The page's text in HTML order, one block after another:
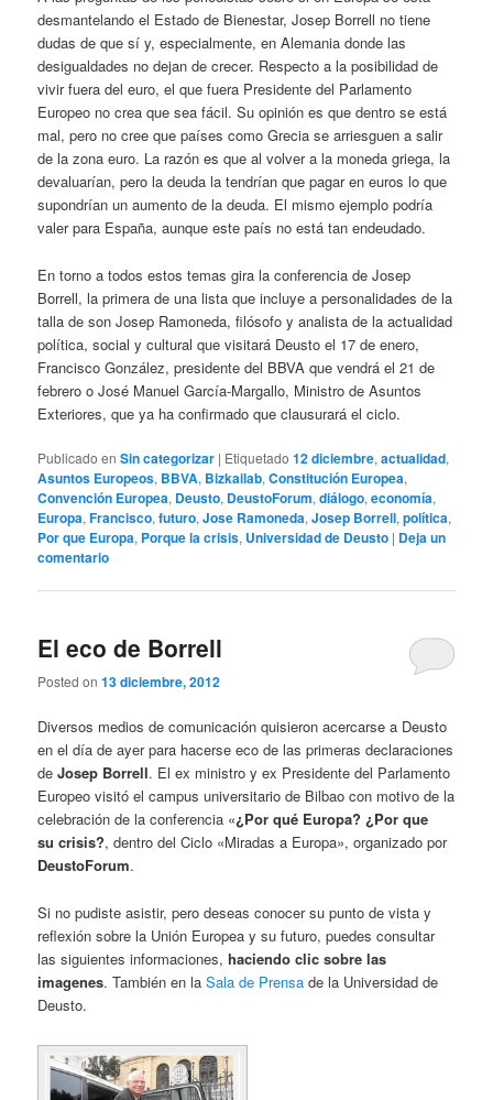
desmantelando el Estado de Bienestar, Josep Borrell no tiene
dudas de que sí y, especialmente, en Alemania donde las
desigualdades no dejan de crecer. Respecto a la posibilidad de
vivir fuera del euro, el que fuera Presidente del Parlamento
Europeo no crea que sea fácil. Su opinión es que dentro se está
mal, pero no cree que países como Grecia se arriesguen a salir
de la zona euro. La razón es que al volver a la moneda griega, la
devaluarían, pero la deuda la tendrían que pagar en euros lo que
supondrían un aumento de la deuda. El mismo ejemplo podría
valer para España, aunque este país no está tan endeudado.
En torno a todos estos temas gira la conferencia de Josep
Borrell, la primera de una lista que incluye a personalidades de la
talla de son Josep Ramoneda, filósofo y analista de la actualidad
política, social y cultural que visitará Deusto el 17 de enero,
Francisco González, presidente del BBVA que vendrá el 21 de
febrero o José Manuel García-Margallo, Ministro de Asuntos
Exteriores, que ya ha confirmado que clausurará el ciclo.
Publicado en Sin categorizar | Etiquetado 12 diciembre,actualidad,
Asuntos Europeos, BBVA, Bizkailab,Constitución Europea,
Convención Europea, Deusto, DeustoForum,diálogo,economía,
Europa,Francisco,futuro,Jose Ramoneda,Josep Borrell,política,
Por que Europa, Porque la crisis, Universidad de Deusto | Deja un
comentario
El eco de Borrell
Posted on13 diciembre, 2012
Diversos medios de comunicación quisieron acercarse a Deusto
en el día de ayer para hacerse eco de las primeras declaraciones
deJosep Borrell. El ex ministro y ex Presidente del Parlamento
Europeo visitó el campus universitario de Bilbao con motivo de la
celebración de la conferencia «¿Por qué Europa? ¿Por que
su crisis?, dentro del Ciclo «Miradas a Europa», organizado por
DeustoForum.
Si no pudiste asistir, pero deseas conocer su punto de vista y
reflexión sobre la Unión Europea y su futuro, puedes consultar
las siguientes informaciones,haciendo clic sobre las
imagenes. También en laSala de Prensa de la Universidad de
Deusto.